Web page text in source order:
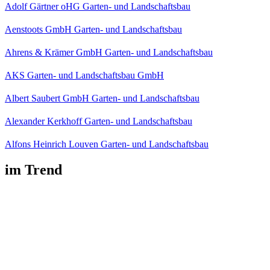
Adolf Gärtner oHG Garten- und Landschaftsbau
Aenstoots GmbH Garten- und Landschaftsbau
Ahrens & Krämer GmbH Garten- und Landschaftsbau
AKS Garten- und Landschaftsbau GmbH
Albert Saubert GmbH Garten- und Landschaftsbau
Alexander Kerkhoff Garten- und Landschaftsbau
Alfons Heinrich Louven Garten- und Landschaftsbau
im Trend